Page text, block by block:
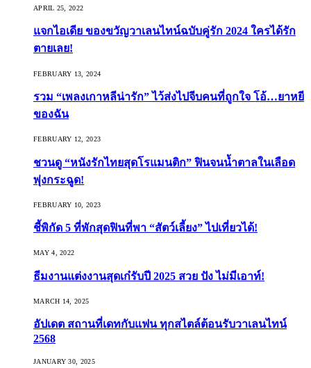
APRIL 25, 2022
แจกไอเดีย ของขวัญวาเลนไทน์ฉบับคู่รัก 2024 ใครได้รัก
ตายเลย!
FEBRUARY 13, 2024
รวม “เพลงเกาหลีน่ารัก” ไว้ส่งไปจีบคนที่ถูกใจ โอ้…ยาหยี
ของฉัน
FEBRUARY 12, 2023
ชวนดู “หนังรักไทยสุดโรแมนติก” ฟินจนน้ำตาลในเลือด
พุ่งกระฉูด!
FEBRUARY 10, 2023
ชี้พิกัด 5 ที่พักสุดฟินที่พา “สัตว์เลี้ยง” ไปเที่ยวได้!
MAY 4, 2022
ธีมงานแต่งงานสุดเก๋รับปี 2025 สวย ปัง ไม่มีเอาท์!
MARCH 14, 2025
อัปเดต สถานที่เดทกับแฟน ทุกสไตล์ต้อนรับวาเลนไทน์
2568
JANUARY 30, 2025